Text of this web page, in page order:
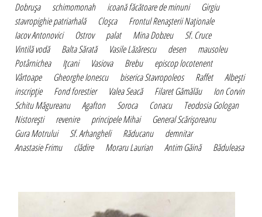
Dobruşa schimomonah icoană făcătoare de minuni
Girgiu
stavropighie patriarhală
Cloşca
Frontul Renaşterii Naţionale
Iacov Antonovici
Ostrov palat Mina Dobzeu
Sf. Cruce
Vintilă vodă
Balta Sărată Vasile Lăzărescu desen
mausoleu
Potârnichea
Iţcani Vasiova Brebu
episcop locotenent
Vârtoape
Gheorghe Ionescu biserica Stavropoleos Raffet
Albeşti
inscripţie
Fond forestier Valea Seacă Filaret Gămălău
Ion Corvin
Schitu Măgureanu
Agafton Soroca Conacu
Teodosia Gologan
Nistoreşti
revenire principele Mihai
General Scărişoreanu
Gura Motrului
Sf. Arhangheli Răducanu
demnitar
Anastasie Frimu
clădire Moraru Laurian Antim Găină Băduleasa